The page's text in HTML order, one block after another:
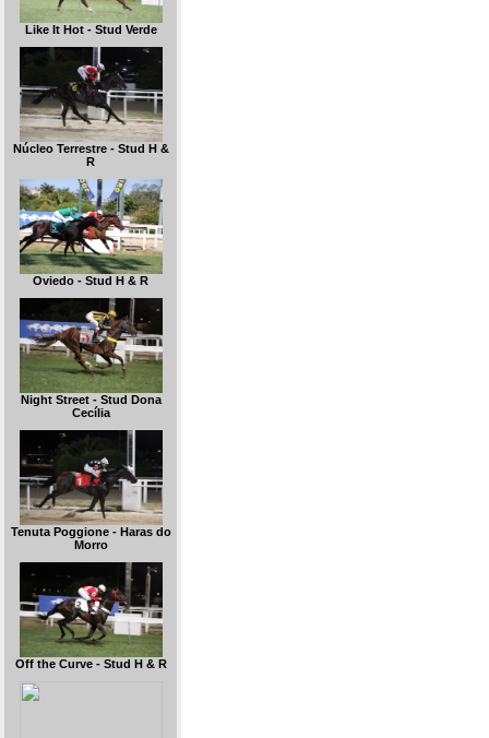
Like It Hot - Stud Verde
Núcleo Terrestre - Stud H &
R
Oviedo - Stud H & R
Night Street - Stud Dona
Cecília
Tenuta Poggione - Haras do
Morro
Off the Curve - Stud H & R